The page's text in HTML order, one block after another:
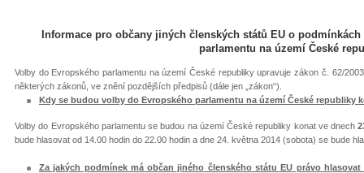
Informace pro občany jiných členských států EU o
parlamentu na území České
Volby do Evropského parlamentu na území České republiky upravuje zákon č. 62/
některých zákonů, ve znění pozdějších předpisů (dále jen „zákon“).
Kdy se budou volby do Evropského parlamentu na území České republiky
Volby do Evropského parlamentu se budou na území České republiky konat ve dnech
bude hlasovat od 14.00 hodin do 22.00 hodin a dne 24. května 2014 (sobota) se bude
Za jakých podmínek má občan jiného členského státu EU právo